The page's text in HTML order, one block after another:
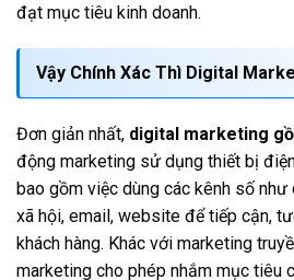
đạt mục tiêu kinh doanh.
Vậy Chính Xác Thì Digital
Đơn giản nhất, digital marketing
động marketing sử dụng thiết bị
bao gồm việc dùng các kênh số
xã hội, email, website để tiếp cận,
khách hàng. Khác với marketing
marketing cho phép nhắm mục tiêu